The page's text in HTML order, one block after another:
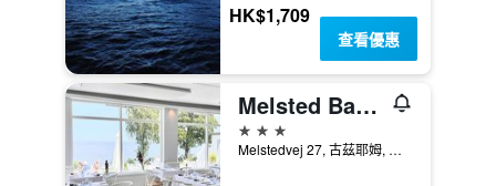
HK$1,709
查看優惠
Melsted Badehotel
3星級
Melstedvej 27, 古茲耶姆, 首都大區, 丹麥